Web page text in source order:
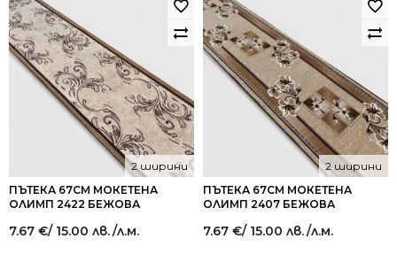
ПЪТЕКА 67СМ МОКЕТЕНА
ОЛИМП 2422 БЕЖОВА
2 ширини
7.67 €/ 15.00 лв./л.м.
ПЪТЕКА 67СМ МОКЕТЕНА
ОЛИМП 2407 БЕЖОВА
2 ширини
7.67 €/ 15.00 лв./л.м.